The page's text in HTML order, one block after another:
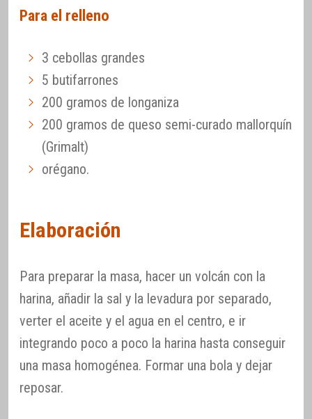
Para el relleno
3 cebollas grandes
5 butifarrones
200 gramos de longaniza
200 gramos de queso semi-curado mallorquín
(Grimalt)
orégano.
Elaboración
Para preparar la masa, hacer un volcán con la
harina, añadir la sal y la levadura por separado,
verter el aceite y el agua en el centro, e ir
integrando poco a poco la harina hasta conseguir
una masa homogénea. Formar una bola y dejar
reposar.